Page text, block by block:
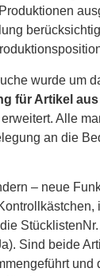
wurde um
für Artikel
erweitert. Alle
an die
– neue
Sind beide
und